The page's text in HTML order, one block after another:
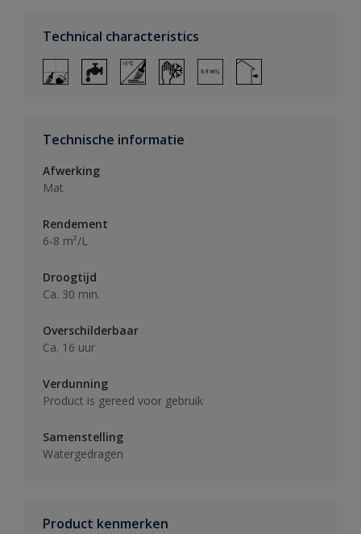
Technical characteristics
Technische informatie
Afwerking
Mat
Rendement
6-8 m²/L
Droogtijd
Ca. 30 min.
Overschilderbaar
Ca. 16 uur
Verdunning
Product is gereed voor gebruik
Samenstelling
Watergedragen
Product kenmerken